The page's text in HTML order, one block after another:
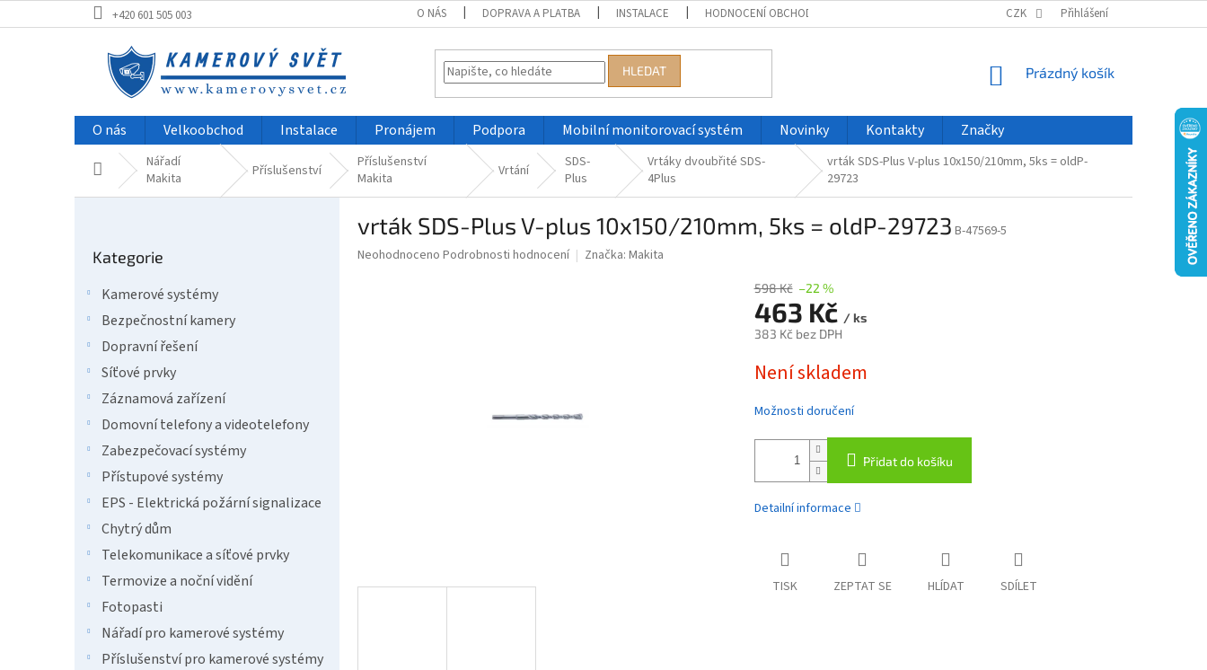
na
+420 601 505 003 O NÁS DOPRAVA A PLATBA INSTALACE HODNOCENÍ OBCHODU VELKOOBCHOD ČASTO KLADENÉ DOTAZY
CZK Přihlášení
HLEDAT
NÁKUPNÍ
Prázdný košík
O nás Velkoobchod Instalace Pronájem Podpora Mobilní monitorovací systém Novinky Kontakty Značky
Domů Nářadí
Makita
Příslušenství
Příslušenství
Makita
Vrtání
SDS-
Plus
Vrtáky dvoubřité SDS-
4Plus
vrták SDS-Plus V-plus 10x150/210mm, 5ks = oldP-
29723
kategorie
Kategorie
Kamerové systémy
Bezpečnostní kamery
Dopravní řešení
Síťové prvky
Záznamová zařízení
Domovní telefony a videotelefony
Zabezpečovací systémy
Přístupové systémy
EPS - Elektrická požární signalizace
Chytrý dům
Telekomunikace a síťové prvky
Termovize a noční vidění
Fotopasti
Nářadí pro kamerové systémy
Příslušenství pro kamerové systémy
vrták SDS-Plus V-plus 10x150/210mm, 5ks = oldP-29723 B-47569-5
Průměrné
Neohodnoceno Podrobnosti hodnocení Značka: Makita
598 Kč –22 %
463 Kč / ks
383 Kč bez DPH
cena:
Není skladem
Možnosti doručení
Přidat do košíku
Detailní informace
TISK ZEPTAT SE HLÍDAT SDÍLET